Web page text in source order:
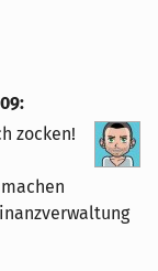
:
zocken!